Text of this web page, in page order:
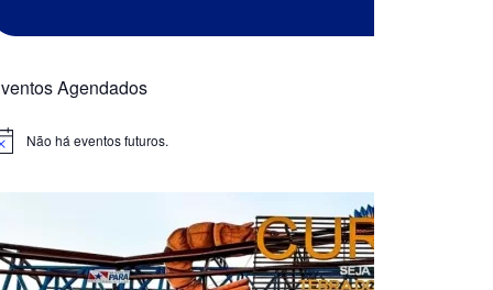
Agendados
Não há eventos futuros.